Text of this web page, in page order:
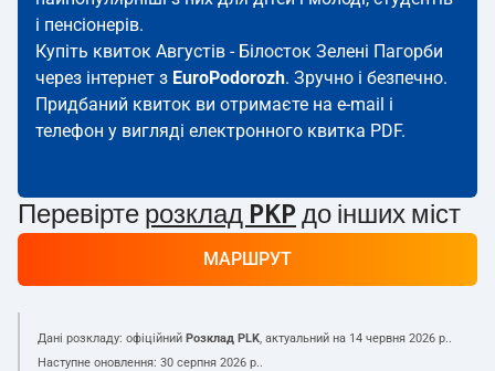
і пенсіонерів.
Купіть квиток Августів - Білосток Зелені Пагорби
через інтернет з EuroPodorozh. Зручно і безпечно.
Придбаний квиток ви отримаєте на e-mail і
телефон у вигляді електронного квитка PDF.
Перевірте розклад PKP до інших міст
МАРШРУТ
Дані розкладу: офіційний Розклад PLK, актуальний на 14 червня 2026 р..
Наступне оновлення: 30 серпня 2026 р..